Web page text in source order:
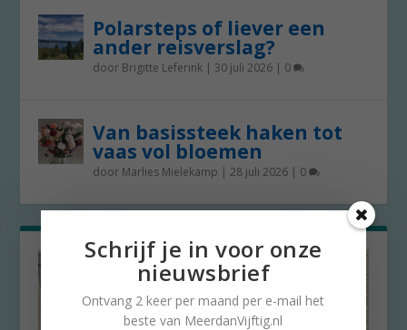
Polarsteps of liever een
ander reisverslag?
door Brigitte Leferink | 30 juli 2026 | 0
Van basissteek haken tot
vaas vol bloemen
door Marlies Mielekamp |28 juli 2026 | 0
Schrijf je in voor onze
nieuwsbrief
Ontvang 2 keer per maand per e-mail het
beste van MeerdanVijftig.nl